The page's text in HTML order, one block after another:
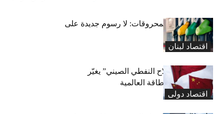
اقتصاد لبنان
ممثل موزعي المحروقات: لا رسوم جديدة على
البنزين!
اقتصاد دولی
بلومبيرغ: “السلاح النفطي الصيني” يغيّر
معادلة أسعار الطاقة العالمية